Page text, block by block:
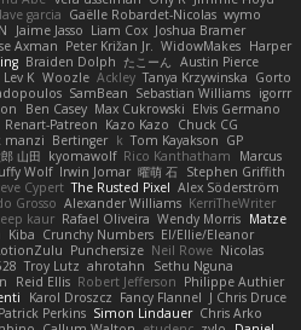
garcia Gaëlle Robardet-Nicolas wymo
Jaime Jasso Liam Cox Joshua Bramer
Axman Peter Križan Jr. WidowMakes Harper
Braiden Dolph たこーん Austin Pierce
Lev K Woozle Ackley Tanya Krzywinska Gorto
SamBean Sebastian Williams igorrr
Ben Casey Max Cukrowski Elvis Germano
Renart-Patreon Kazo Kazo
Chuck CG
manzi Bertinger k Tom Kayakson GP
山田 kyomawolf Rico Kanthatham
Marcus
Wolf Irwin Jomar 曜萌 石 Stephen Griffith
Cypert The Rusted Pixel Alex Söderström
Grosso Alexander Williams KerriTheWriter
kaur Rafael Oliveira Wendy Morris Matze
Kiba Crunchy Numbers El/Ellie/Eleanor
Punchersize Neil Rowe Nicolas
Troy Lutz ahrotahn
Sethu Nguna
Reid Ellis Robert Jefferson Philippe Authier
Karol Droszcz Fancy Flannel J Chris Druce
Patrick Perkins Simon Lindauer Chris Arko